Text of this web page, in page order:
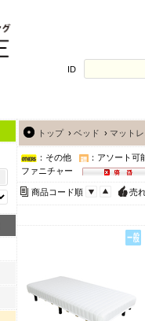
ID
トップ› ベッド › マット
：その他
：アソート可
ファニチャー
商品コード順 売